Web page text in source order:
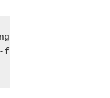
..."
force-recreate -d